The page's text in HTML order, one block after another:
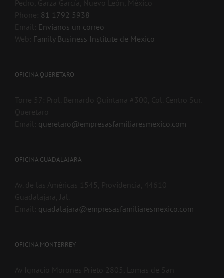
81 1792 5938
Envíanos un correo
Family Business Institute de Mexico
OFICINA QUERETARO
queretaro@empresasfamiliaresmexico.com
OFICINA GUADALAJARA
guadalajara@empresasfamiliaresmexico.com
OFICINA MONTERREY